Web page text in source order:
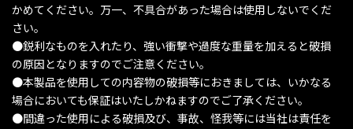
かめてください。万一、不具合があった場合は使用しないでくだ
さい。
●鋭利なものを入れたり、強い衝撃や過度な重量を加えると破損
の原因となりますのでご注意ください。
●本製品を使用しての内容物の破損等におきましては、いかなる
場合においても保証はいたしかねますのでご了承ください。
●間違った使用による破損及び、事故、怪我等には当社は責任を